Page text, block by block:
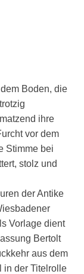
Boden, die
ihre
vor dem
Stimme bei
stolz und
der Antike
Vorlage dient
Bertolt
aus dem
in der Titelrolle